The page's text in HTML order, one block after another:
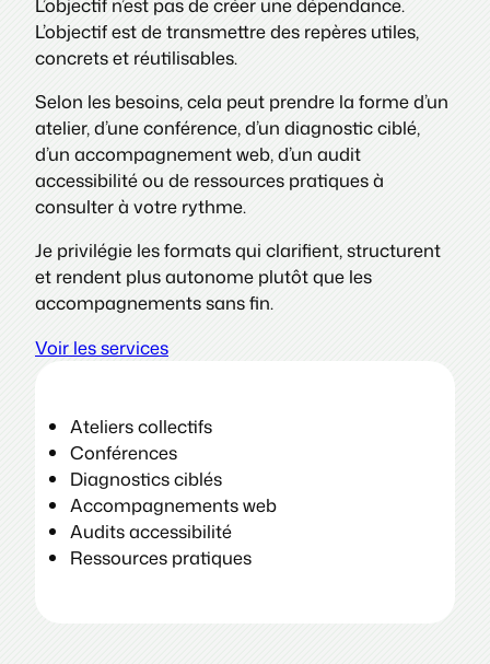
L’objectif est de transmettre des repères utiles,
concrets et réutilisables.
Selon les besoins, cela peut prendre la forme d’un
atelier, d’une conférence, d’un diagnostic ciblé,
d’un accompagnement web, d’un audit
accessibilité ou de ressources pratiques à
consulter à votre rythme.
Je privilégie les formats qui clarifient, structurent
et rendent plus autonome plutôt que les
accompagnements sans fin.
Voir les services
Ateliers collectifs
Conférences
Diagnostics ciblés
Accompagnements web
Audits accessibilité
Ressources pratiques